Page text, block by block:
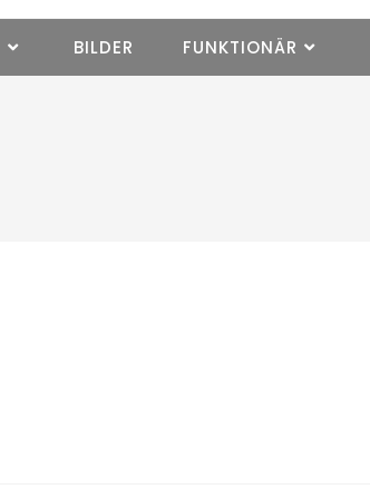
BILDER FUNKTIONÄR